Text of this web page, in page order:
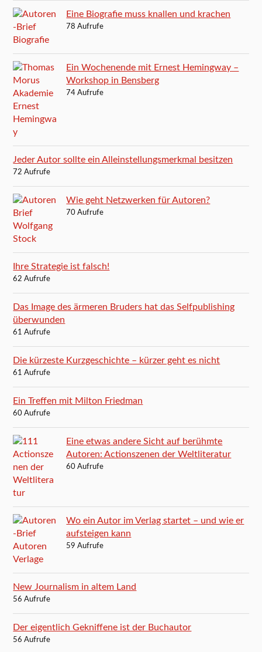
Eine Biografie muss knallen und krachen
78 Aufrufe
Ein Wochenende mit Ernest Hemingway –
Workshop in Bensberg
74 Aufrufe
Jeder Autor sollte ein Alleinstellungsmerkmal besitzen
72 Aufrufe
Wie geht Netzwerken für Autoren?
70 Aufrufe
Ihre Strategie ist falsch!
62 Aufrufe
Das Image des ärmeren Bruders hat das Selfpublishing
überwunden
61 Aufrufe
Die kürzeste Kurzgeschichte – kürzer geht es nicht
61 Aufrufe
Ein Treffen mit Milton Friedman
60 Aufrufe
Eine etwas andere Sicht auf berühmte
Autoren: Actionszenen der Weltliteratur
60 Aufrufe
Wo ein Autor im Verlag startet – und wie er
aufsteigen kann
59 Aufrufe
New Journalism in altem Land
56 Aufrufe
Der eigentlich Gekniffene ist der Buchautor
56 Aufrufe